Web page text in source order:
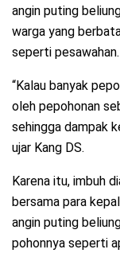
angin puting
warga yang
seperti pesawahan.
“Kalau banyak
oleh pepohonan
sehingga dampak
ujar Kang DS.
Karena itu, imbuh
bersama para
angin puting
pohonnya seperti